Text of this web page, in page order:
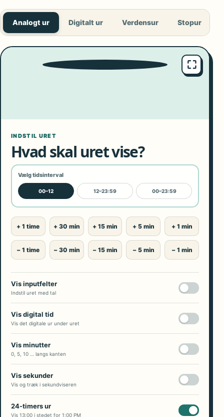
Analogt ur Digitalt ur Verdensur Stopur
⛶
23
4
8
910
INDSTIL URET
Hvad skal uret vise?
Vælg tidsinterval
00–12 12–23:59 00–23:59
+ 1 time
− 1 time
+ 30 min
− 30 min
+ 15 min
− 15 min
+ 5 min
− 5 min
+ 1 min
− 1 min
Vis inputfelter
Indstil uret med tal
Vis digital tid
Vis det digitale ur under uret
Vis minutter
0, 5, 10 … langs kanten
Vis sekunder
Vis og træk i sekundviseren
24-timers ur
Vis 13:00 i stedet for 1:00 PM